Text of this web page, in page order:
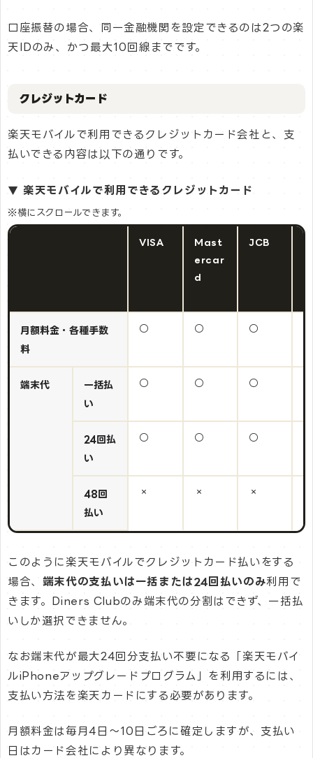
口座振替の場合、同一金融機関を設定できるのは2つの楽
天IDのみ、かつ最大10回線までです。
クレジットカード
楽天モバイルで利用できるクレジットカード会社と、支
払いできる内容は以下の通りです。
▼ 楽天モバイルで利用できるクレジットカード
※横にスクロールできます。
VISA
Mast
ercar
d
JCB
月額料金・各種手数
料
○ ○ ○
端末代
一括払
い
○ ○ ○
24回払
い
○ ○ ○
48回
払い
× × ×
このように楽天モバイルでクレジットカード払いをする
場合、 端末代の支払いは一括または24回払いのみ利用で
きます。Diners Clubのみ端末代の分割はできず、一括払
いしか選択できません。
なお端末代が最大24回分支払い不要になる「楽天モバイ
ルiPhoneアップグレードプログラム」を利用するには、
支払い方法を楽天カードにする必要があります。
月額料金は毎月4日〜10日ごろに確定しますが、支払い
日はカード会社により異なります。